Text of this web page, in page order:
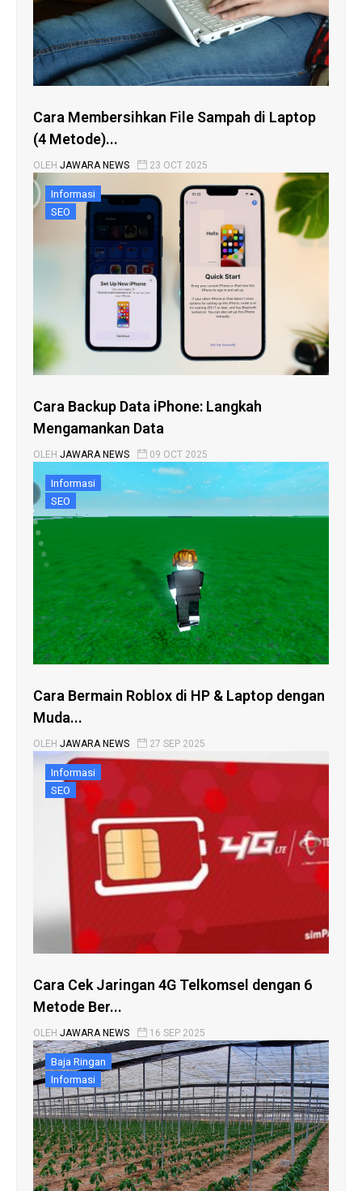
Cara Membersihkan File Sampah di Laptop
(4 Metode)...
OLEH JAWARA NEWS 23 OCT 2025
Informasi
SEO
Cara Backup Data iPhone: Langkah
Mengamankan Data
OLEH JAWARA NEWS 09 OCT 2025
Informasi
SEO
Cara Bermain Roblox di HP & Laptop dengan
Muda...
OLEH JAWARA NEWS 27 SEP 2025
Informasi
SEO
Cara Cek Jaringan 4G Telkomsel dengan 6
Metode Ber...
OLEH JAWARA NEWS 16 SEP 2025
Baja Ringan
Informasi